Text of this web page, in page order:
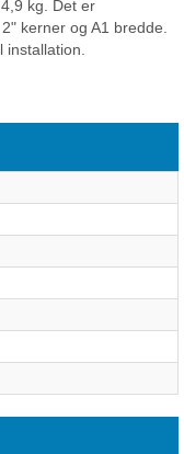
kg. Det er
kerner og A1 bredde.